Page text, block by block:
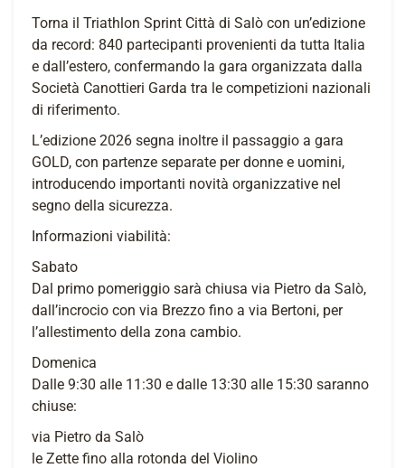
Torna il Triathlon Sprint Città di Salò con un’edizione
da record: 840 partecipanti provenienti da tutta Italia
e dall’estero, confermando la gara organizzata dalla
Società Canottieri Garda tra le competizioni nazionali
di riferimento.
L’edizione 2026 segna inoltre il passaggio a gara
GOLD, con partenze separate per donne e uomini,
introducendo importanti novità organizzative nel
segno della sicurezza.
Informazioni viabilità:
Sabato
Dal primo pomeriggio sarà chiusa via Pietro da Salò,
dall’incrocio con via Brezzo fino a via Bertoni, per
l’allestimento della zona cambio.
Domenica
Dalle 9:30 alle 11:30 e dalle 13:30 alle 15:30 saranno
chiuse:
via Pietro da Salò
le Zette fino alla rotonda del Violino